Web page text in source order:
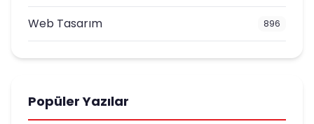
Web Tasarım 896
Popüler Yazılar